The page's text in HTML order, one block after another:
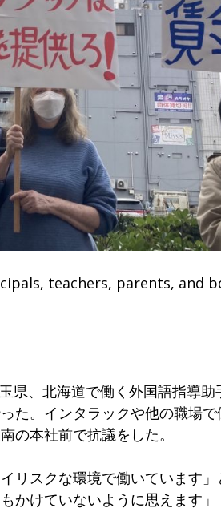
teachers, parents, and
県、北海道で働く外国語指導
た。インタラックや他の職場
の本社前で抗議をした。
リスクな環境で働いています
かけていないように思えます」